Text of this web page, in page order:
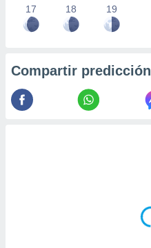
17 18 19
Compartir predicción